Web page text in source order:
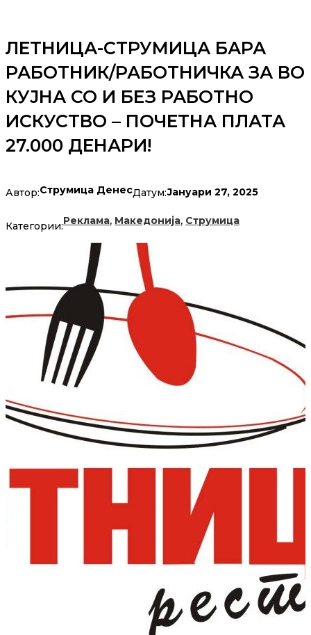
ЛЕТНИЦА-СТРУМИЦА БАРА
РАБОТНИК/РАБОТНИЧКА ЗА ВО
КУЈНА СО И БЕЗ РАБОТНО
ИСКУСТВО – ПОЧЕТНА ПЛАТА
27.000 ДЕНАРИ!
Автор:Струмица ДенесДатум:Јануари 27, 2025
Категории:Реклама, Македонија, Струмица